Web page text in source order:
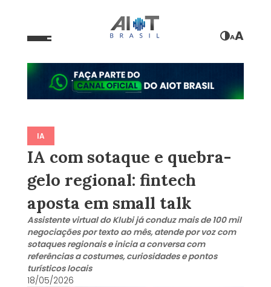
AA
IA
IA com sotaque e quebra-
gelo regional: fintech
aposta em small talk
Assistente virtual do Klubi já conduz mais de 100 mil
negociações por texto ao mês, atende por voz com
sotaques regionais e inicia a conversa com
referências a costumes, curiosidades e pontos
turísticos locais
18/05/2026